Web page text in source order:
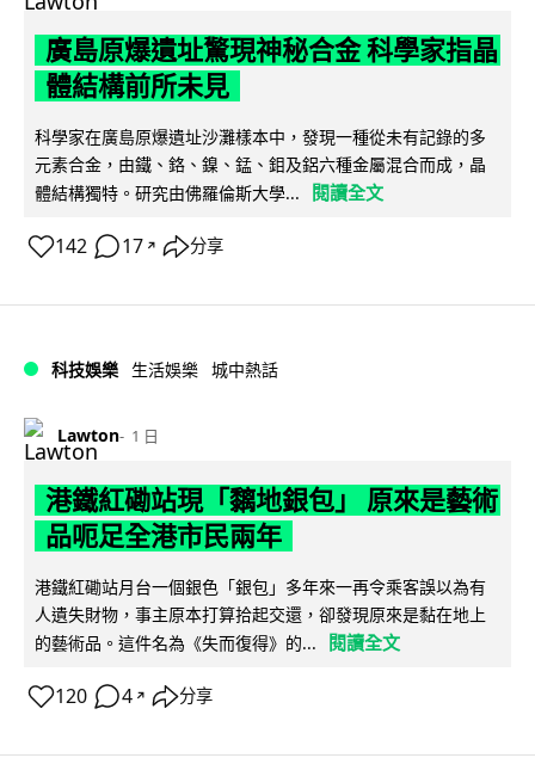
廣島原爆遺址驚現神秘合金 科學家指晶
體結構前所未見
科學家在廣島原爆遺址沙灘樣本中，發現一種從未有記錄的多
元素合金，由鐵、鉻、鎳、錳、鉬及鋁六種金屬混合而成，晶
體結構獨特。研究由佛羅倫斯大學...
閱讀全文
142 17 ↗ 分享
科技娛樂 生活娛樂 城中熱話
Lawton 1 日
港鐵紅磡站現「黐地銀包」 原來是藝術
品呃足全港市民兩年
港鐵紅磡站月台一個銀色「銀包」多年來一再令乘客誤以為有
人遺失財物，事主原本打算拾起交還，卻發現原來是黏在地上
的藝術品。這件名為《失而復得》的...
閱讀全文
120 4 ↗ 分享